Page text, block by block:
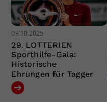
09.10.2025
29. LOTTERIEN
Sporthilfe-Gala:
Historische
Ehrungen für Tagger